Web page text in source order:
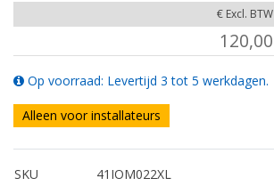
€ Excl. BTW
120,00
Op voorraad: Levertijd 3 tot 5 werkdagen.
Alleen voor installateurs
SKU
41IOM022XL